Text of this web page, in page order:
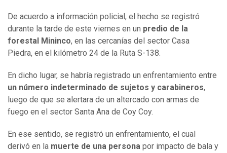
De acuerdo a información policial, el hecho se registró
durante la tarde de este viernes en un predio de la
forestal Mininco, en las cercanías del sector Casa
Piedra, en el kilómetro 24 de la Ruta S-138.
En dicho lugar, se habría registrado un enfrentamiento entre
un número indeterminado de sujetos y carabineros,
luego de que se alertara de un altercado con armas de
fuego en el sector Santa Ana de Coy Coy.
En ese sentido, se registró un enfrentamiento, el cual
derivó en la muerte de una persona por impacto de bala y